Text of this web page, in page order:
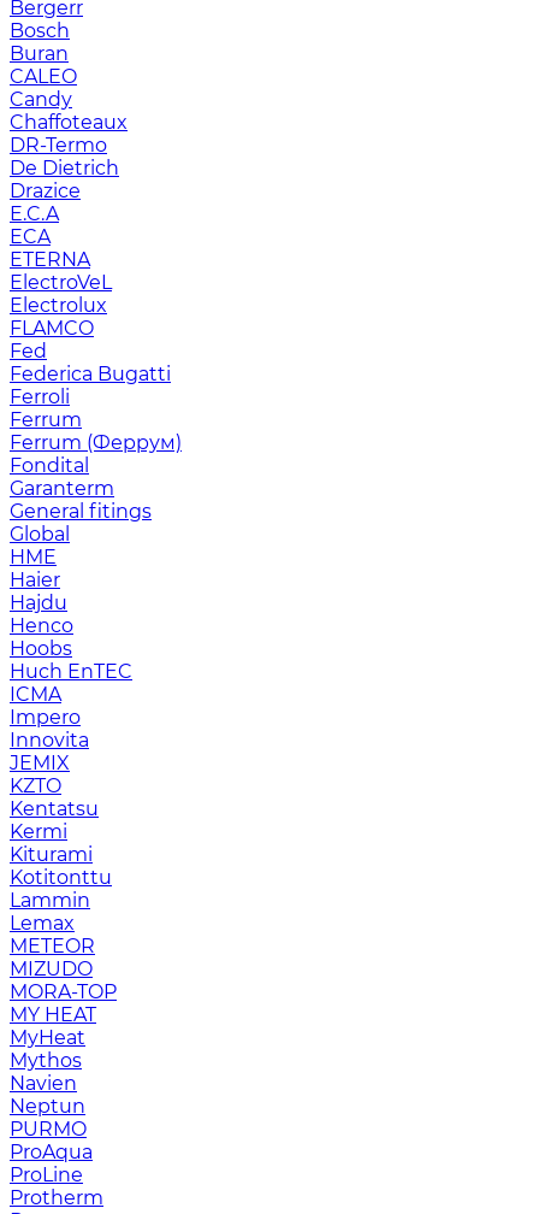
Bergerr
Bosch
Buran
CALEO
Candy
Chaffoteaux
DR-Termo
De Dietrich
Drazice
E.C.A
ECA
ETERNA
ElectroVeL
Electrolux
FLAMCO
Fed
Federica Bugatti
Ferroli
Ferrum
Ferrum (Феррум)
Fondital
Garanterm
General fitings
Global
HME
Haier
Hajdu
Henco
Hoobs
Huch EnTEC
ICMA
Impero
Innovita
JEMIX
KZTO
Kentatsu
Kermi
Kiturami
Kotitonttu
Lammin
Lemax
METEOR
MIZUDO
MORA-TOP
MY HEAT
MyHeat
Mythos
Navien
Neptun
PURMO
ProAqua
ProLine
Protherm